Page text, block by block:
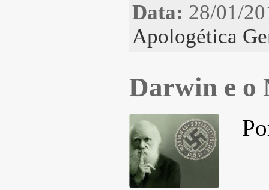
Data: 28/01/
Apologética
Darwin e o